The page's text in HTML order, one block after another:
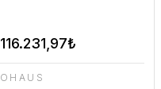
116.231,97₺
OHAUS